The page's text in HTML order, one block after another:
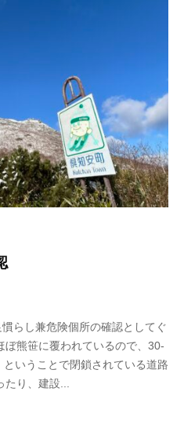
らし兼危険個所の確認としてぐ
ぼ熊笹に覆われているので、30-
いうことで閉鎖されている道路
たり、建設...